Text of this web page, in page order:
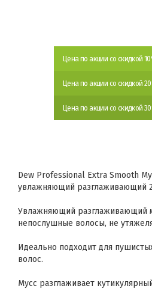
Цена по акции со скидкой
Цена по акции со скидкой
Цена по акции со скидкой
Dew Professional Extra Smooth
увлажняющий разглаживающий
Увлажняющий разглаживающий
непослушные волосы, не
Идеально подходит для
волос.
Мусс разглаживает